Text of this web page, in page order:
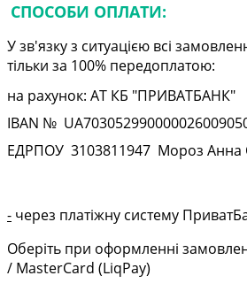
СПОСОБИ ОПЛАТИ:
У зв'язку з ситуацією всі
тільки за 100% передоплатою:
на рахунок: АТ КБ "ПРИВАТБАНК"
IBAN № UA
ЕДРПОУ 3103811947 Мороз Анна
- через платіжну систему
Оберіть при оформленні
/ MasterCard (LiqPay)